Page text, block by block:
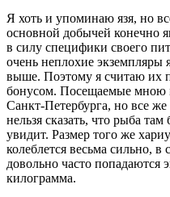
Я хоть и упоминаю язя, но
основной добычей конечно
в силу специфики своего
очень неплохие экземпляры
выше. Поэтому я считаю их
бонусом. Посещаемые мною
Санкт-Петербурга, но все
нельзя сказать, что рыба там
увидит. Размер того же
колеблется весьма сильно,
довольно часто попадаются
килограмма.